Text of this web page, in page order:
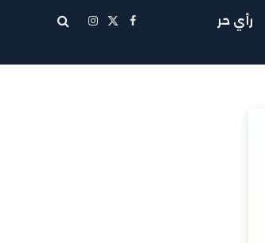
رأي حر فيسبوك
X
الانستغرام